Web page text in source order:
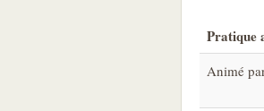
Pratique
Animé